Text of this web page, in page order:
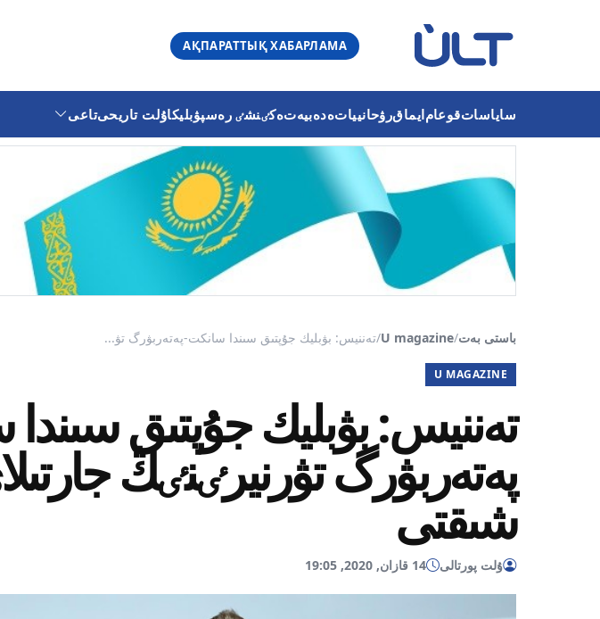
АҚПАРАТТЫҚ ХАБАРЛАМА
ساياساتقوعامايماقرۋحانيياتەدەبيەتەكٸنشٸ رەسپۋبليكاۇلت تاريحىتاعى
باستى بەت/
U magazine
/تەننيس: بۋبليك جۇپتىق سىندا سانكت-پەتەربۋرگ تۋ...
U MAGAZINE
تەننيس: بۋبليك جۇپتىق
پەتەربۋرگ تۋرنيرٸنٸڭ
شىقتى
ۇلت پورتالى 14 قازان, 2020, 19:05